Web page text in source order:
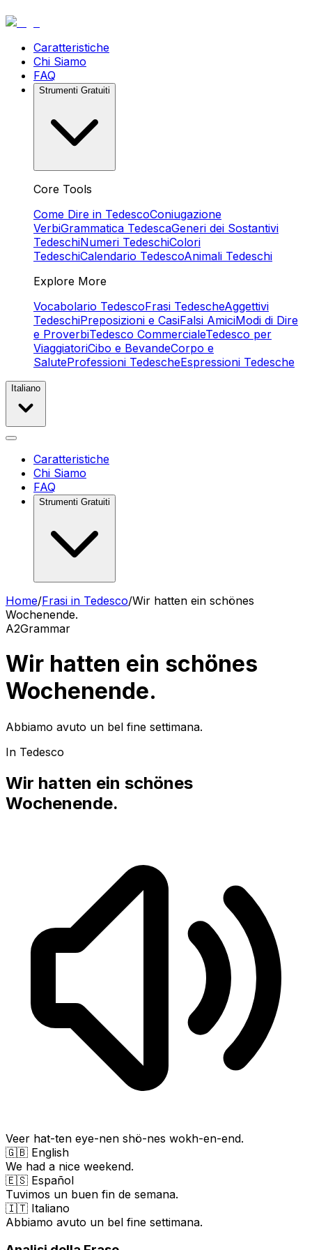
Caratteristiche
Chi Siamo
FAQ
Strumenti Gratuiti
Core Tools
Come Dire in TedescoConiugazione
VerbiGrammatica TedescaGeneri dei Sostantivi
TedeschiNumeri TedeschiColori
TedeschiCalendario TedescoAnimali Tedeschi
Explore More
Vocabolario TedescoFrasi TedescheAggettivi
TedeschiPreposizioni e CasiFalsi AmiciModi di Dire
e ProverbiTedesco CommercialeTedesco per
ViaggiatoriCibo e BevandeCorpo e
SaluteProfessioni TedescheEspressioni Tedesche
Italiano
Caratteristiche
Chi Siamo
FAQ
Strumenti Gratuiti
Home/Frasi in Tedesco/Wir hatten ein schönes
Wochenende.
A2Grammar
Wir hatten ein schönes
Wochenende.
Abbiamo avuto un bel fine settimana.
In Tedesco
Wir hatten ein schönes
Wochenende.
Veer hat-ten eye-nen shö-nes wokh-en-end.
🇬🇧 English
We had a nice weekend.
🇪🇸 Español
Tuvimos un buen fin de semana.
🇮🇹 Italiano
Abbiamo avuto un bel fine settimana.